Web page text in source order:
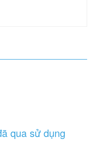
qua sử dụng